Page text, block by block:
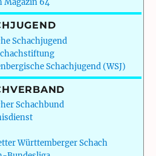
Schachjugend
Schachjugend (WSJ)
Schachbund
Württemberger Schach